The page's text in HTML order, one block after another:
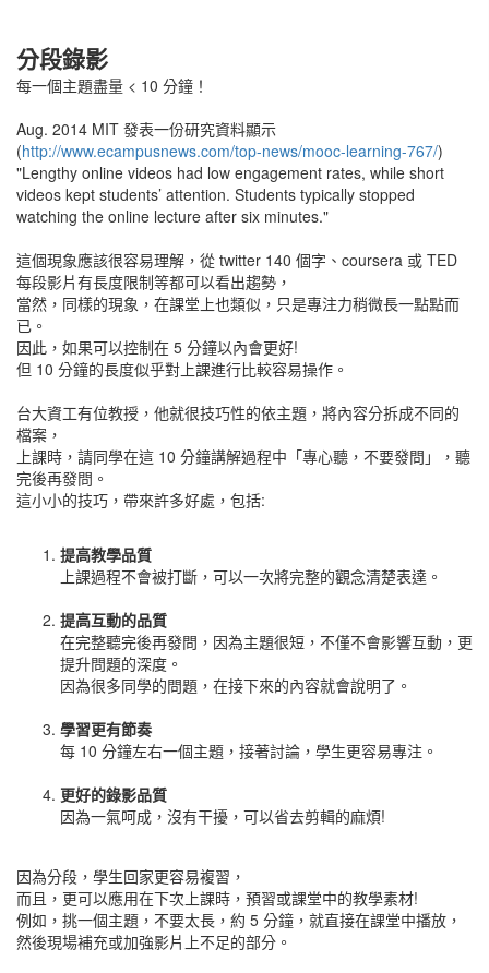
分段錄影
每一個主題盡量 < 10 分鐘！
Aug. 2014 MIT 發表一份研究資料顯示
(http://www.ecampusnews.com/top-news/mooc-learning-767/)
"Lengthy online videos had low engagement rates, while short
videos kept students’ attention. Students typically stopped
watching the online lecture after six minutes."
這個現象應該很容易理解，從 twitter 140 個字、coursera 或 TED
每段影片有長度限制等都可以看出趨勢，
當然，同樣的現象，在課堂上也類似，只是專注力稍微長一點點而
已。
因此，如果可以控制在 5 分鐘以內會更好!
但 10 分鐘的長度似乎對上課進行比較容易操作。
台大資工有位教授，他就很技巧性的依主題，將內容分拆成不同的
檔案，
上課時，請同學在這 10 分鐘講解過程中「專心聽，不要發問」，聽
完後再發問。
這小小的技巧，帶來許多好處，包括:
提高教學品質
上課過程不會被打斷，可以一次將完整的觀念清楚表達。
提高互動的品質
在完整聽完後再發問，因為主題很短，不僅不會影響互動，更
提升問題的深度。
因為很多同學的問題，在接下來的內容就會說明了。
學習更有節奏
每 10 分鐘左右一個主題，接著討論，學生更容易專注。
更好的錄影品質
因為一氣呵成，沒有干擾，可以省去剪輯的麻煩!
因為分段，學生回家更容易複習，
而且，更可以應用在下次上課時，預習或課堂中的教學素材!
例如，挑一個主題，不要太長，約 5 分鐘，就直接在課堂中播放，
然後現場補充或加強影片上不足的部分。